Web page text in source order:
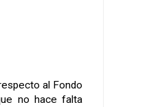
al Fondo
no hace falta